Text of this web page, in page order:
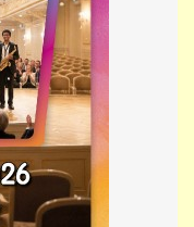
|Nahoru ↑